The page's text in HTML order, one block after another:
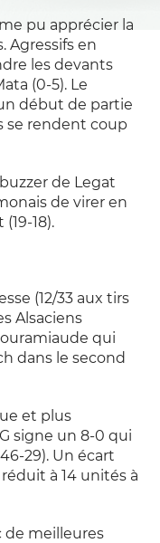
pu apprécier la
Agressifs en
les devants
(0-5). Le
début de partie
se rendent coup
de Legat
de virer en
18).
(12/33 aux tirs
Alsaciens
qui
dans le second
et plus
signe un 8-0 qui
29). Un écart
à 14 unités à
de meilleures